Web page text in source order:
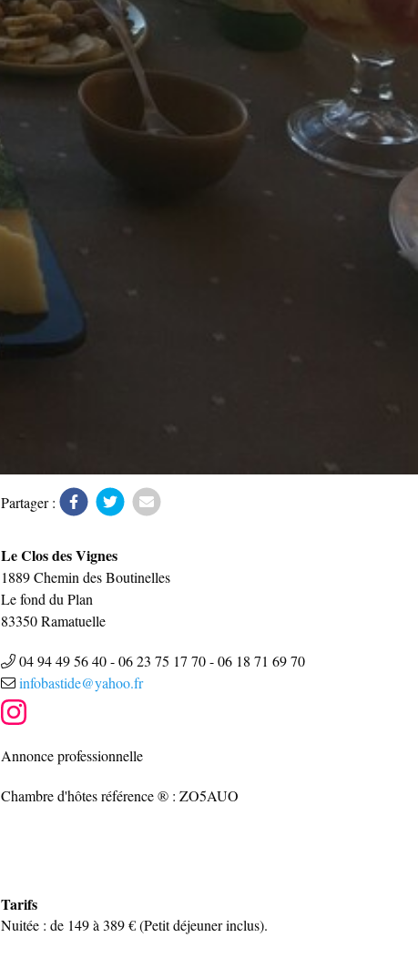
Partager :
Le Clos des Vignes
1889 Chemin des Boutinelles
Le fond du Plan
83350 Ramatuelle
04 94 49 56 40-06 23 75 17 70-06 18 71 69 70
infobastide@yahoo.fr
Annonce professionnelle
Chambre d'hôtes référence ® : ZO5AUO
Tarifs
Nuitée : de 149 à 389 € (Petit déjeuner inclus).